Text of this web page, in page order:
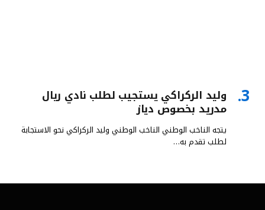
وليد الركراكي يستجيب لطلب نادي ريال
مدريد بخصوص دياز
يتجه الناخب الوطني الناخب الوطني وليد الركراكي نحو الاستجابة
لطلب تقدم به…